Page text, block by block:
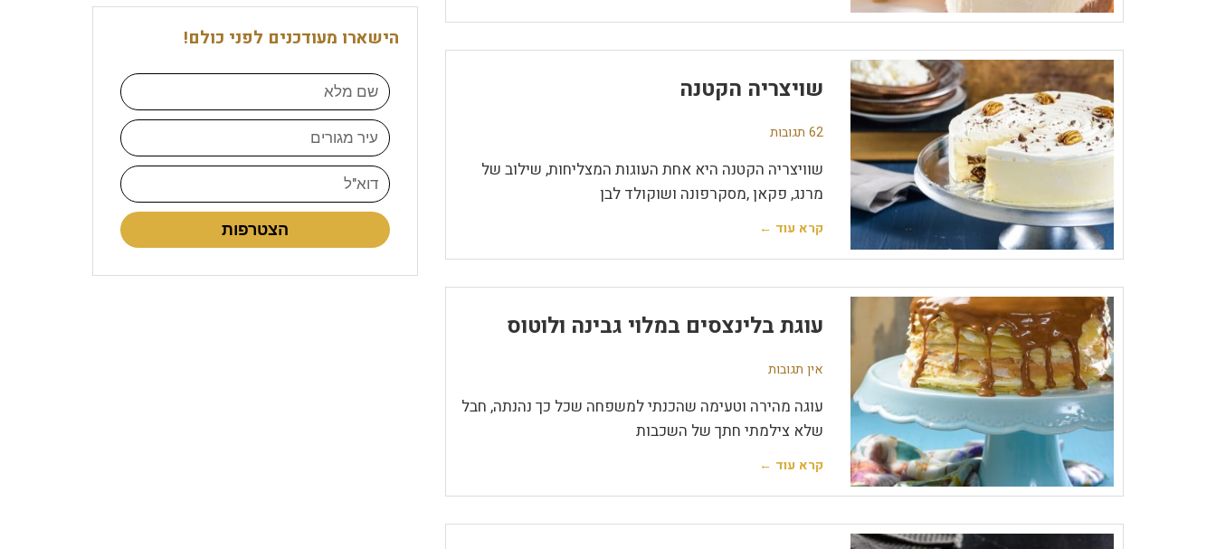
שויצריה הקטנה
62 תגובות
שוויצריה הקטנה היא אחת העוגות המצליחות, שילוב של
מרנג, פקאן ,מסקרפונה ושוקולד לבן
קרא עוד ←
עוגת בלינצסים במלוי גבינה ולוטוס
אין תגובות
עוגה מהירה וטעימה שהכנתי למשפחה שכל כך נהנתה, חבל
שלא צילמתי חתך של השכבות
קרא עוד ←
הישארו מעודכנים לפני כולם!
הצטרפות